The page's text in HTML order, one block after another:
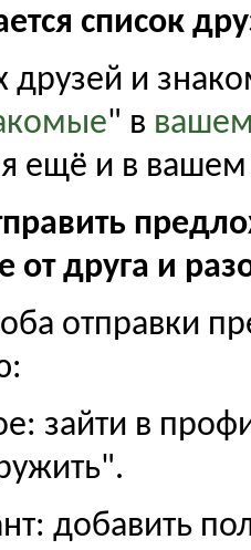
список
друзей и
" в
ещё и в
друга и
отправки
зайти в
добавить